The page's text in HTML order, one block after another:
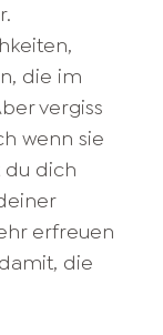
die im
vergiss
wenn sie
du dich
erfreuen
die